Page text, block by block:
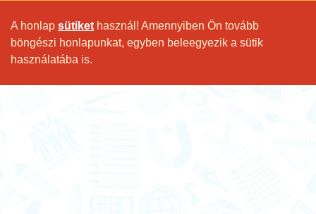
A honlap sütiket használ! Amennyiben Ön tovább
böngészi honlapunkat, egyben beleegyezik a sütik
használatába is.